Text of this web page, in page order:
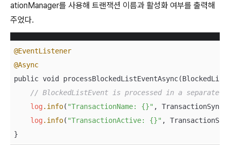
ationManager를 사용해 트랜잭션 이름과 활성화 여부를 출력해
주었다.
@EventListener
@Async
public void
// BlockedListEvent is processed in a separate
log .info( "TransactionName: {}" ,
log .info( "TransactionActive: {}" ,
}